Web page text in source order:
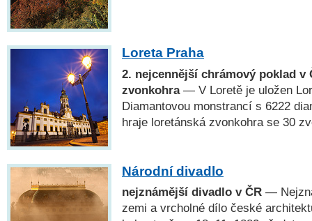
Loreta Praha
2. nejcennější chrámový poklad v
zvonkohra — V Loretě je uložen
Diamantovou monstrancí s 6222
hraje loretánská zvonkohra se 30
Národní divadlo
nejznámější divadlo v ČR —
zemi a vrcholné dílo české